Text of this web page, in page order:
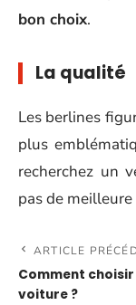
bon choix.
La qualité
Les berlines
plus
recherchez un
pas de meilleure
ARTICLE
Comment choisir
voiture ?